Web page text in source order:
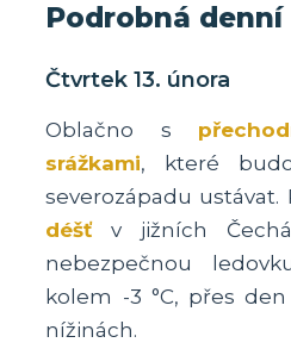
Podrobná
Čtvrtek 13. února
Oblačno s
srážkami, které
severozápadu ustávat.
déšťv jižních
nebezpečnou
kolem -3 °C, přes
nížinách.